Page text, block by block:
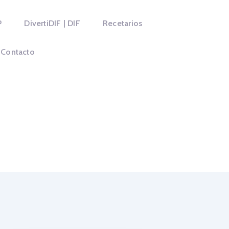
DivertiDIF | DIF Recetarios
Contacto